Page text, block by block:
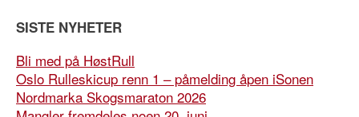
SISTE NYHETER
Bli med på HøstRull
Oslo Rulleskicup renn 1 – påmelding åpen iSonen
Nordmarka Skogsmaraton 2026